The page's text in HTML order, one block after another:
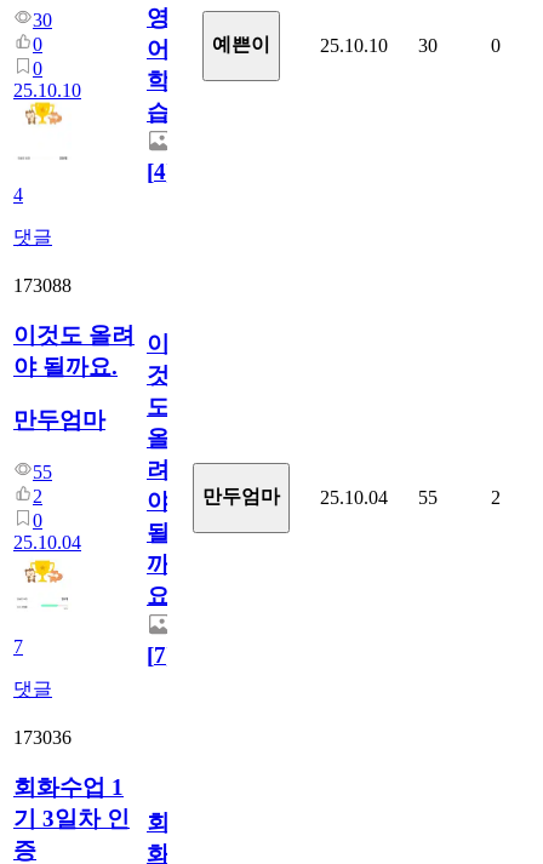
30
0
0
25.10.10
4
댓글
영
어
학
습
[4]
예쁜이 25.10.10 30 0
173088
이것도 올려
야 될까요.
만두엄마
55
2
0
25.10.04
7
댓글
이
것
도
올
려
야
될
까
요.
[7]
만두엄마 25.10.04 55 2
173036
회화수업 1
기 3일차 인
증
회
화